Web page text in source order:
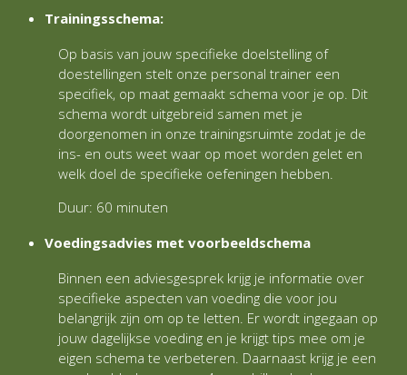
Trainingsschema:
Op basis van jouw specifieke doelstelling of
doestellingen stelt onze personal trainer een
specifiek, op maat gemaakt schema voor je op. Dit
schema wordt uitgebreid samen met je
doorgenomen in onze trainingsruimte zodat je de
ins- en outs weet waar op moet worden gelet en
welk doel de specifieke oefeningen hebben.
Duur: 60 minuten
Voedingsadvies met voorbeeldschema
Binnen een adviesgesprek krijg je informatie over
specifieke aspecten van voeding die voor jou
belangrijk zijn om op te letten. Er wordt ingegaan op
jouw dagelijkse voeding en je krijgt tips mee om je
eigen schema te verbeteren. Daarnaast krijg je een